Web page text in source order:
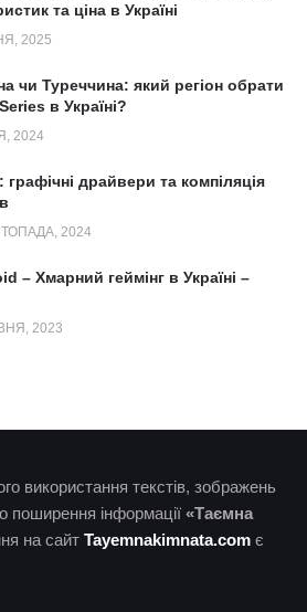
та ціна в Україні
2025
чи Туреччина: який регіон обрати
в Україні?
2024
графічні драйвери та компіляція
2024
– Хмарний геймінг в Україні –
2023
використання текстів, зображень
поширення інформації «Таємна
на сайт Tayemnakimnata.com є